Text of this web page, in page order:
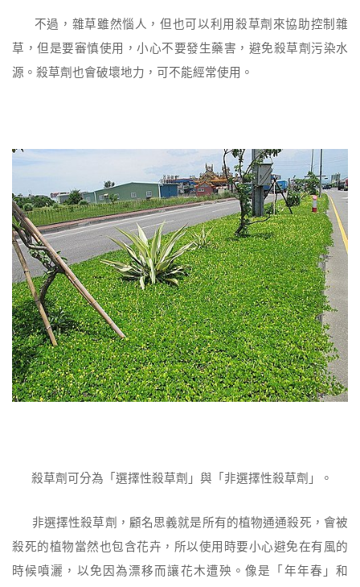
不過，雜草雖然惱人，但也可以利用殺草劑來協助控制雜
草，但是要審慎使用，小心不要發生藥害，避免殺草劑污染水
源。殺草劑也會破壞地力，可不能經常使用。
殺草劑可分為「選擇性殺草劑」與「非選擇性殺草劑」。
非選擇性殺草劑，顧名思義就是所有的植物通通殺死，會被
殺死的植物當然也包含花卉，所以使用時要小心避免在有風的
時候噴灑，以免因為漂移而讓花木遭殃。像是「年年春」和